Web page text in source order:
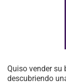
Quiso vender su
descubriendo